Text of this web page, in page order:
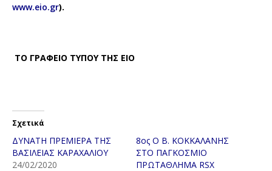
www.eio.gr).
ΤΟ ΓΡΑΦΕΙΟ ΤΥΠΟΥ ΤΗΣ ΕΙΟ
Σχετικά
ΔΥΝΑΤΗ ΠΡΕΜΙΕΡΑ ΤΗΣ
ΒΑΣΙΛΕΙΑΣ ΚΑΡΑΧΑΛΙΟΥ
24/02/2020
8ος Ο Β. ΚΟΚΚΑΛΑΝΗΣ
ΣΤΟ ΠΑΓΚΟΣΜΙΟ
ΠΡΩΤΑΘΛΗΜΑ RSX